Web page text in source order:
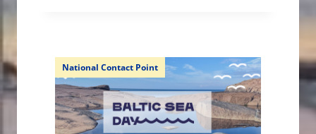
National Contact Point